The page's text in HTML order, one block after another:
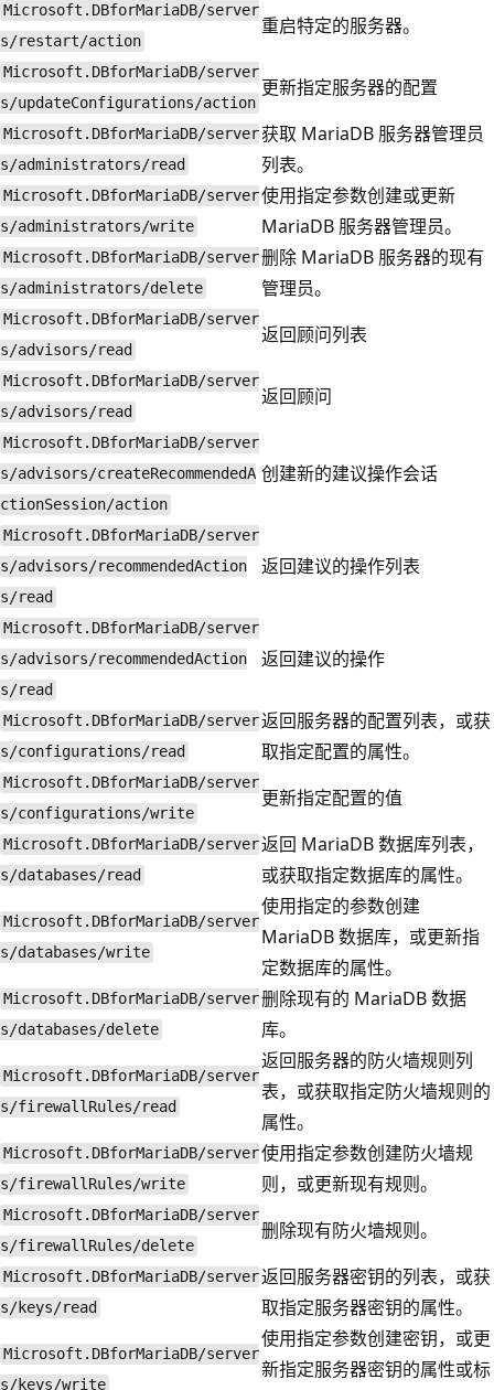
Microsoft.DBforMariaDB/server
s/restart/action
重启特定的服务器。
Microsoft.DBforMariaDB/server
s/updateConfigurations/action
更新指定服务器的配置
Microsoft.DBforMariaDB/server
s/administrators/read
获取 MariaDB 服务器管理员
列表。
Microsoft.DBforMariaDB/server
s/administrators/write
使用指定参数创建或更新
MariaDB 服务器管理员。
Microsoft.DBforMariaDB/server
s/administrators/delete
删除 MariaDB 服务器的现有
管理员。
Microsoft.DBforMariaDB/server
s/advisors/read
返回顾问列表
Microsoft.DBforMariaDB/server
s/advisors/read
返回顾问
Microsoft.DBforMariaDB/server
s/advisors/createRecommendedA
ctionSession/action
创建新的建议操作会话
Microsoft.DBforMariaDB/server
s/advisors/recommendedAction
s/read
返回建议的操作列表
Microsoft.DBforMariaDB/server
s/advisors/recommendedAction
s/read
返回建议的操作
Microsoft.DBforMariaDB/server
s/configurations/read
返回服务器的配置列表，或获
取指定配置的属性。
Microsoft.DBforMariaDB/server
s/configurations/write
更新指定配置的值
Microsoft.DBforMariaDB/server
s/databases/read
返回 MariaDB 数据库列表，
或获取指定数据库的属性。
Microsoft.DBforMariaDB/server
s/databases/write
使用指定的参数创建
MariaDB 数据库，或更新指
定数据库的属性。
Microsoft.DBforMariaDB/server
s/databases/delete
删除现有的 MariaDB 数据
库。
Microsoft.DBforMariaDB/server
s/firewallRules/read
返回服务器的防火墙规则列
表，或获取指定防火墙规则的
属性。
Microsoft.DBforMariaDB/server
s/firewallRules/write
使用指定参数创建防火墙规
则，或更新现有规则。
Microsoft.DBforMariaDB/server
s/firewallRules/delete
删除现有防火墙规则。
Microsoft.DBforMariaDB/server
s/keys/read
返回服务器密钥的列表，或获
取指定服务器密钥的属性。
Microsoft.DBforMariaDB/server
s/keys/write
使用指定参数创建密钥，或更
新指定服务器密钥的属性或标